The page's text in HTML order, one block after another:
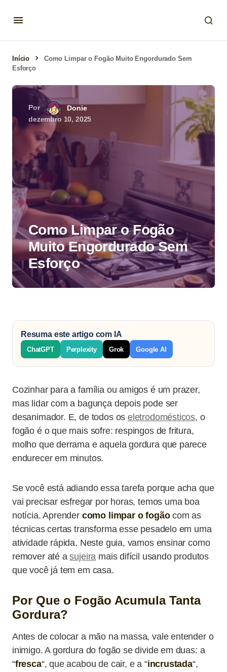
Início
Como Limpar o Fogão Muito Engordurado Sem
Esforço
Por
Donie
dezembro 10, 2025
Como Limpar o Fogão
Muito Engordurado Sem
Esforço
Resuma este artigo com IA
ChatGPT Perplexity Grok Google AI
Cozinhar para a família ou amigos é um prazer,
mas lidar com a bagunça depois pode ser
desanimador. E, de todos os eletrodomésticos, o
fogão é o que mais sofre: respingos de fritura,
molho que derrama e aquela gordura que parece
endurecer em minutos.
Se você está adiando essa tarefa porque acha que
vai precisar esfregar por horas, temos uma boa
notícia. Aprender como limpar o fogãocom as
técnicas certas transforma esse pesadelo em uma
atividade rápida. Neste guia, vamos ensinar como
remover até asujeira mais difícil usando produtos
que você já tem em casa.
Por Que o Fogão Acumula Tanta
Gordura?
Antes de colocar a mão na massa, vale entender o
inimigo. A gordura do fogão se divide em duas: a
“fresca“, que acabou de cair, e a “incrustada“,